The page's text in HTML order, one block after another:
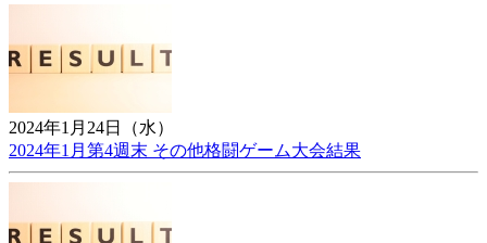
2024年1月24日（水）
2024年1月第4週末 その他格闘ゲーム大会結果